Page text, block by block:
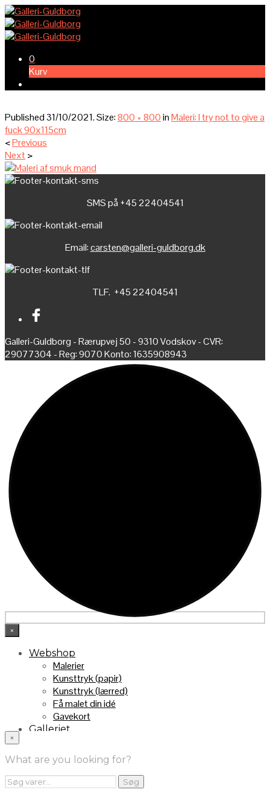
0
Kurv
Published31/10/2021. Size:800 × 800inMaleri: I try not to give a
fuck 90x115cm
<Previous
Next>
SMS på +45 22404541
Email:carsten@galleri-guldborg.dk
TLF. +45 22404541
Galleri-Guldborg - Rærupvej 50 - 9310 Vodskov - CVR:
29077304 - Reg: 9070 Konto: 1635908943
×
Webshop
Malerier
Kunsttryk (papir)
Kunsttryk (lærred)
Få malet din idé
Gavekort
Galleriet
Handelsebetingelser
Returnering
FRA TV
Videoklip fra TV2
×
What are you looking for?
Søg
efter:
Søg